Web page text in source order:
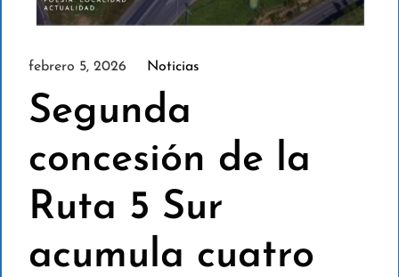
febrero 5, 2026 Noticias
Segunda
concesión de la
Ruta 5 Sur
acumula cuatro